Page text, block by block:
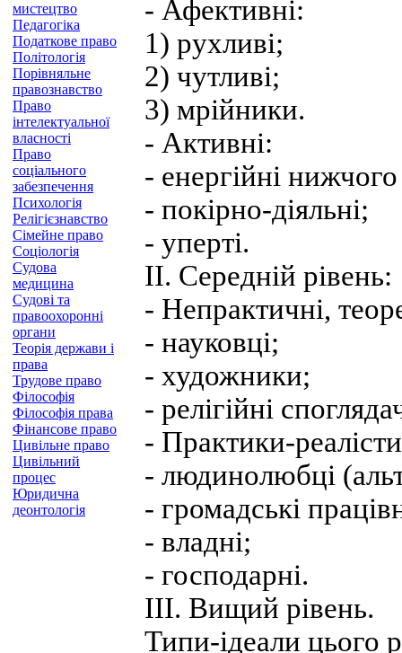
мистецтво
Педагогіка
Податкове право
Політологія
Порівняльне
правознавство
Право
інтелектуальної
власності
Право
соціального
забезпечення
Психологія
Релігієзнавство
Сімейне право
Соціологія
Судова
медицина
Судові та
правоохоронні
органи
Теорія держави і
права
Трудове право
Філософія
Філософія права
Фінансове право
Цивільне право
Цивільний
процес
Юридична
деонтологія
- Афективні:
1) рухливі;
2) чутливі;
3) мрійники.
- Активні:
- енергійні
- покірно-діяльні;
- уперті.
II. Середній рівень:
- Непрактичні,
- науковці;
- художники;
- релігійні
- Практики-
- людинолюбці
- громадські
- владні;
- господарні.
III. Вищий рівень.
Типи-ідеали цього